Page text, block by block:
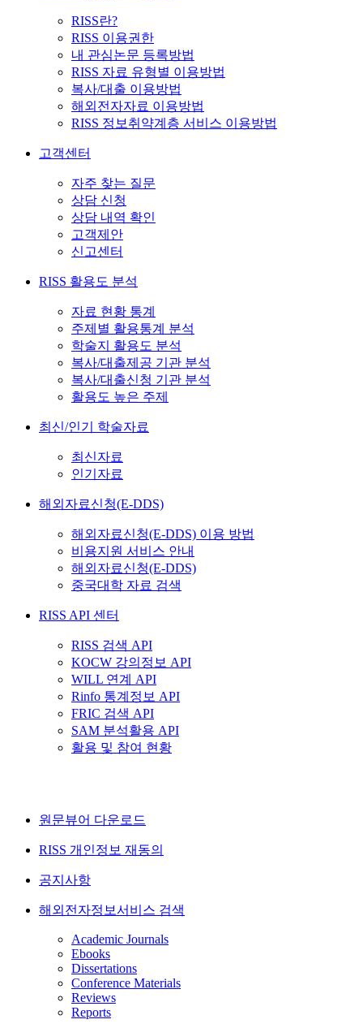
RISS란?
RISS 이용권한
내 관심논문 등록방법
RISS 자료 유형별 이용방법
복사/대출 이용방법
해외전자자료 이용방법
RISS 정보취약계층 서비스 이용방법
고객센터
자주 찾는 질문
상담 신청
상담 내역 확인
고객제안
신고센터
RISS 활용도 분석
자료 현황 통계
주제별 활용통계 분석
학술지 활용도 분석
복사/대출제공 기관 분석
복사/대출신청 기관 분석
활용도 높은 주제
최신/인기 학술자료
최신자료
인기자료
해외자료신청(E-DDS)
해외자료신청(E-DDS) 이용 방법
비용지원 서비스 안내
해외자료신청(E-DDS)
중국대학 자료 검색
RISS API 센터
RISS 검색 API
KOCW 강의정보 API
WILL 연계 API
Rinfo 통계정보 API
FRIC 검색 API
SAM 분석활용 API
활용 및 참여 현황
원문뷰어 다운로드
RISS 개인정보 재동의
공지사항
해외전자정보서비스 검색
Academic Journals
Ebooks
Dissertations
Conference Materials
Reviews
Reports